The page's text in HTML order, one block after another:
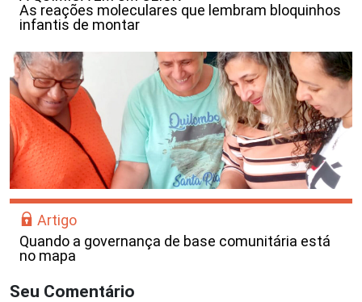
As reações moleculares que lembram bloquinhos
infantis de montar
Artigo
Quando a governança de base comunitária está
no mapa
Seu Comentário